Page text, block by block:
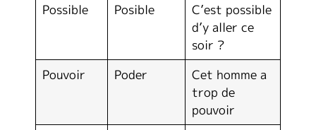
Possible
Posible
C’est possible
d’y aller ce
soir ?
Pouvoir
Poder
Cet homme a
trop de
pouvoir